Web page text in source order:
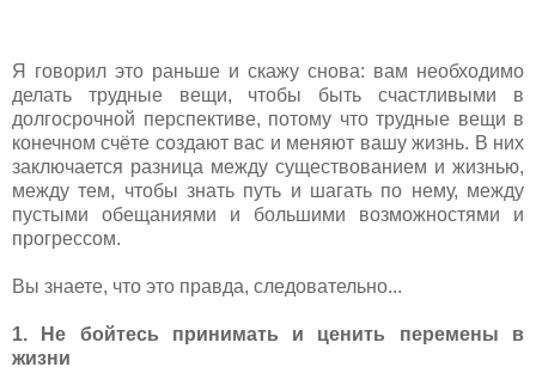
Я говорил это раньше и скажу снова: вам необходимо
делать трудные вещи, чтобы быть счастливыми в
долгосрочной перспективе, потому что трудные вещи в
конечном счёте создают вас и меняют вашу жизнь. В них
заключается разница между существованием и жизнью,
между тем, чтобы знать путь и шагать по нему, между
пустыми обещаниями и большими возможностями и
прогрессом.
Вы знаете, что это правда, следовательно...
1. Не бойтесь принимать и ценить перемены в
жизни